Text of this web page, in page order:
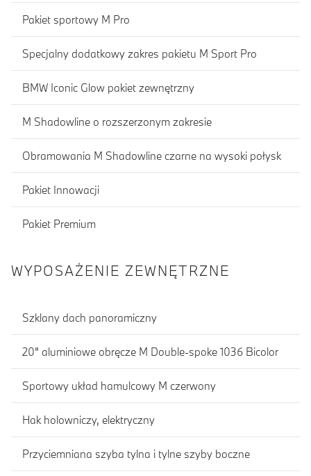
Pakiet sportowy M Pro
Specjalny dodatkowy zakres pakietu M Sport Pro
BMW Iconic Glow pakiet zewnętrzny
M Shadowline o rozszerzonym zakresie
Obramowania M Shadowline czarne na wysoki połysk
Pakiet Innowacji
Pakiet Premium
WYPOSAŻENIE ZEWNĘTRZNE
Szklany dach panoramiczny
20" aluminiowe obręcze M Double-spoke 1036 Bicolor
Sportowy układ hamulcowy M czerwony
Hak holowniczy, elektryczny
Przyciemniana szyba tylna i tylne szyby boczne